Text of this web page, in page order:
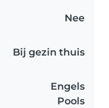
Nee
Bij gezin thuis
Engels
Pools